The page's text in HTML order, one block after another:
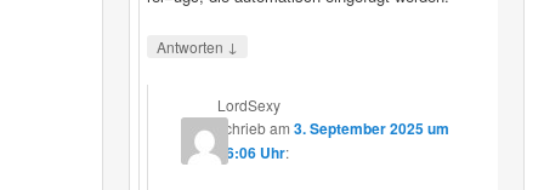
Antworten ↓
LordSexy
schriebam 3. September 2025 um
16:06 Uhr: